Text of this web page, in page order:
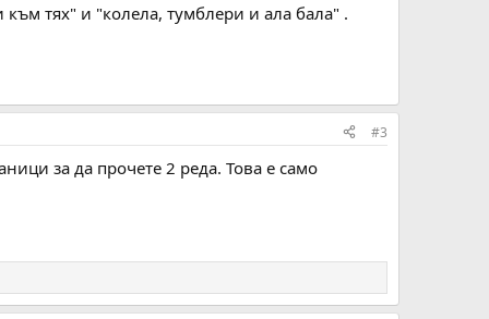
тях" и "колела, тумблери и ала бала" .
#3
за да прочете 2 реда. Това е само